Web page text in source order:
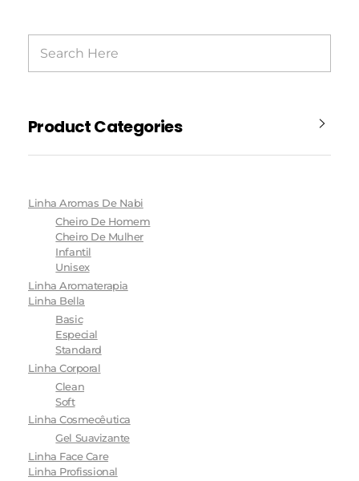
Product Categories
Linha Aromas De Nabi
Cheiro De Homem
Cheiro De Mulher
Infantil
Unisex
Linha Aromaterapia
Linha Bella
Basic
Especial
Standard
Linha Corporal
Clean
Soft
Linha Cosmecêutica
Gel Suavizante
Linha Face Care
Linha Profissional